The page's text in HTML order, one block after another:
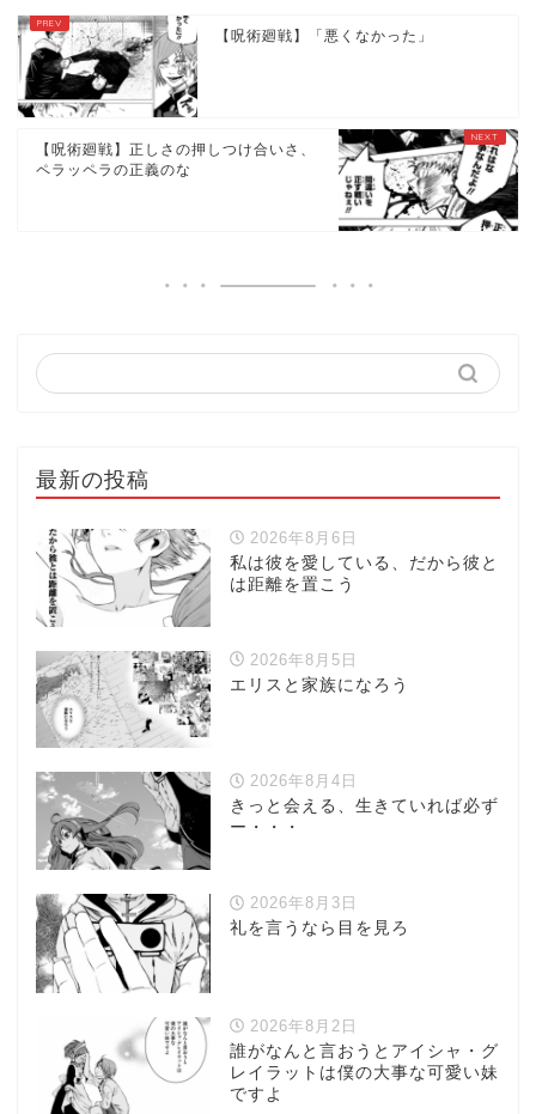
【呪術廻戦】「悪くなかった」
【呪術廻戦】正しさの押しつけ合いさ、
ペラッペラの正義のな
最新の投稿
2026年8月6日
私は彼を愛している、だから彼と
は距離を置こう
2026年8月5日
エリスと家族になろう
2026年8月4日
きっと会える、生きていれば必ず
ー・・・
2026年8月3日
礼を言うなら目を見ろ
2026年8月2日
誰がなんと言おうとアイシャ・グ
レイラットは僕の大事な可愛い妹
ですよ